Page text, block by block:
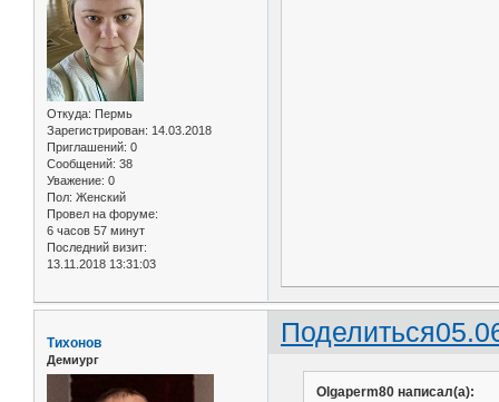
Откуда: Пермь
Зарегистрирован: 14.03.2018
Приглашений: 0
Сообщений: 38
Уважение: 0
Пол: Женский
Провел на форуме:
6 часов 57 минут
Последний визит:
13.11.2018 13:31:03
Поделиться
Тихонов
Демиург
Olgaperm80 написал(а):